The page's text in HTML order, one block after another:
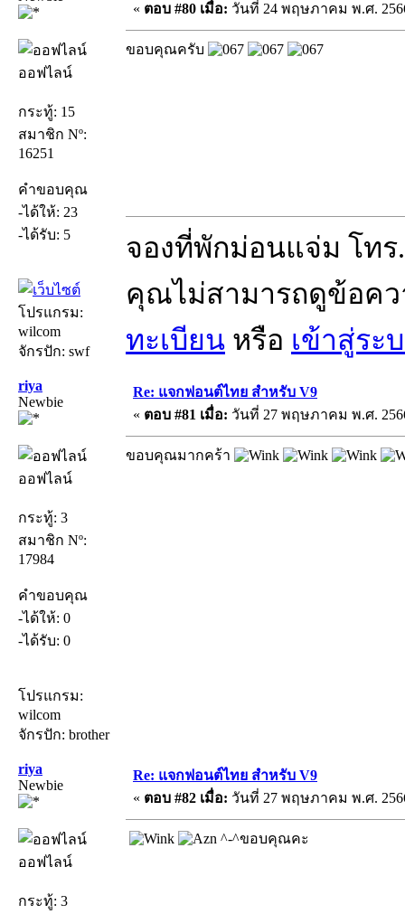
ออฟไลน์
กระทู้: 15
สมาชิก Nº:
16251
คำขอบคุณ
-ได้ให้: 23
-ได้รับ: 5
โปรแกรม:
wilcom
จักรปัก: swf
« ตอบ #80 เมื่อ: วันที่ 24 พฤษภาคม พ.ศ.
ขอบคุณครับ
จองที่พักม่อนแจ่ม โทร
คุณไม่สามารถดูข้อค
ทะเบียน หรือ เข้าสู่ระ
riya
Newbie
ออฟไลน์
กระทู้: 3
สมาชิก Nº:
17984
คำขอบคุณ
-ได้ให้: 0
-ได้รับ: 0
โปรแกรม:
wilcom
จักรปัก: brother
Re: แจกฟอนต์ไทย สำหรับ V9
« ตอบ #81 เมื่อ: วันที่ 27 พฤษภาคม พ.ศ.
ขอบคุณมากคร้า
riya
Newbie
ออฟไลน์
กระทู้: 3
Re: แจกฟอนต์ไทย สำหรับ V9
« ตอบ #82 เมื่อ: วันที่ 27 พฤษภาคม พ.ศ.
^-^ขอบคุณคะ